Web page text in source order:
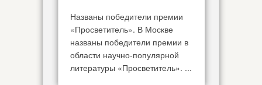
Названы победители премии
«Просветитель». В Москве
названы победители премии в
области научно-популярной
литературы «Просветитель». ...